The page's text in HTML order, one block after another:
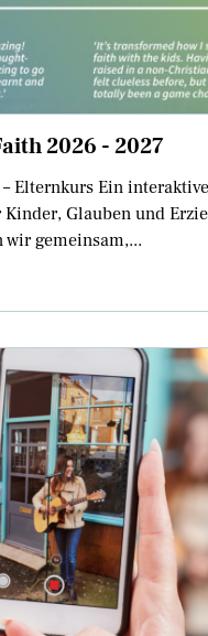
2026 - 2027
Elternkurs Ein
Glauben und
wir gemeinsam,...